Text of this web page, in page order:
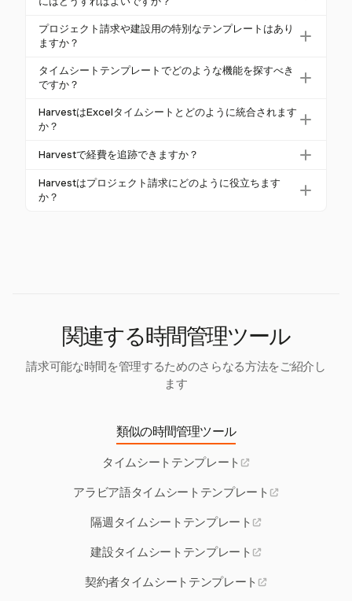
しており、要件に合ったものを見つけるのが簡単で
す。
向けの目的特化型テンプレートも含まれており、さ
まざまな追跡ニーズに合わせたソリューションを提
供しています。
Excelタイムシートテンプレートをカスタマイズする
には、プレースホルダー値を従業員名や支払期間な
のフォーマットを調整し、労働時間と給与の正確な
計算のために組み込みの数式を利用します。
プロジェクト請求や建設用の特別なテンプレートはあり
ますか？
はい、プロジェクト請求や建設用の特化したExcelタ
イムシートテンプレートがあります。これらのテン
跡するためのフィールドが含まれており、複数のプ
ロジェクトにわたる労働を追跡し、正確な請求と予
算編成を確保するのに役立ちます。
タイムシートテンプレートでどのような機能を探すべき
ですか？
タイムシートテンプレートの必須機能には、従業員
情報、出勤・退勤時刻、総労働時間、通常および残
す。メモ用セクションや承認署名などの追加機能
は、使いやすさを向上させます。
HarvestはExcelタイムシートとどのように統合されます
か？
HarvestはExcelとのシームレスな統合を提供し、
てさらなる分析や報告を行えるようにします。この
統合により、時間追跡が正確でプロジェクトや給与
Harvestで経費を追跡できますか？
はい、Harvestは経費追跡機能を提供しており、領収
書のキャプチャが可能で、時間追跡とともにプロ
Harvestはプロジェクト請求にどのように役立ちます
か？
関連する時間管理ツール
請求可能な時間を管理するためのさらなる方法をご紹介し
ます
類似の時間管理ツール
タイムシートテンプレート
アラビア語タイムシートテンプレート
隔週タイムシートテンプレート
建設タイムシートテンプレート
契約者タイムシートテンプレート